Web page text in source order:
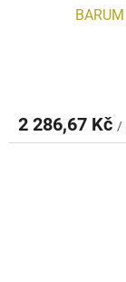
2 286,67 Kč /